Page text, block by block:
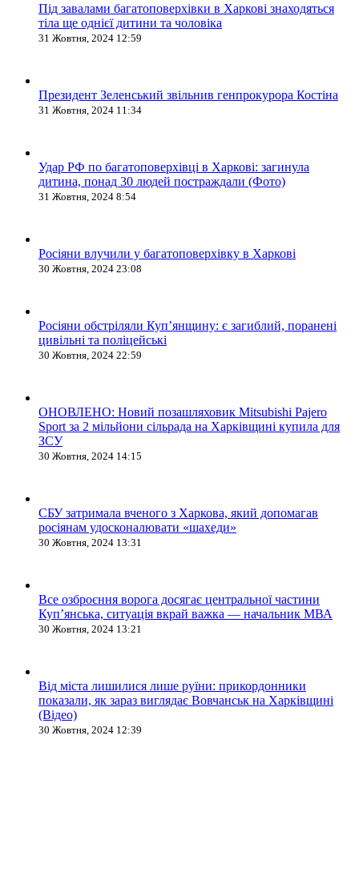
Під завалами багатоповерхівки в Харкові знаходяться
тіла ще однієї дитини та чоловіка
31 Жовтня, 2024 12:59
Президент Зеленський звільнив генпрокурора Костіна
31 Жовтня, 2024 11:34
Удар РФ по багатоповерхівці в Харкові: загинула
дитина, понад 30 людей постраждали (Фото)
31 Жовтня, 2024 8:54
Росіяни влучили у багатоповерхівку в Харкові
30 Жовтня, 2024 23:08
Росіяни обстріляли Купʼянщину: є загиблий, поранені
цивільні та поліцейські
30 Жовтня, 2024 22:59
ОНОВЛЕНО: Новий позашляховик Mitsubishi Pajero
Sport за 2 мільйони сільрада на Харківщині купила для
ЗСУ
30 Жовтня, 2024 14:15
СБУ затримала вченого з Харкова, який допомагав
росіянам удосконалювати «шахеди»
30 Жовтня, 2024 13:31
Все озброєння ворога досягає центральної частини
Куп’янська, ситуація вкрай важка — начальник МВА
30 Жовтня, 2024 13:21
Від міста лишилися лише руїни: прикордонники
показали, як зараз виглядає Вовчанськ на Харківщині
(Відео)
30 Жовтня, 2024 12:39